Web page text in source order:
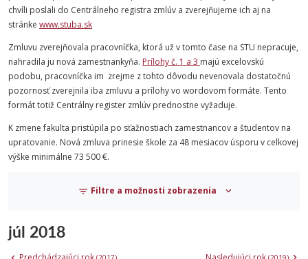
chvíli poslali do Centrálneho registra zmlúv a zverejňujeme ich aj na
stránke www.stuba.sk
Zmluvu zverejňovala pracovníčka, ktorá už v tomto čase na STU nepracuje,
nahradila ju nová zamestnankyňa. Prílohy č. 1 a 3 majú excelovskú
podobu, pracovníčka im zrejme z tohto dôvodu nevenovala dostatočnú
pozornosť zverejnila iba zmluvu a prílohy vo wordovom formáte. Tento
formát totiž Centrálny register zmlúv prednostne vyžaduje.
K zmene fakulta pristúpila po sťažnostiach zamestnancov a študentov na
upratovanie. Nová zmluva prinesie škole za 48 mesiacov úsporu v celkovej
výške minimálne 73 500 €.
Filtre a možnosti zobrazenia
júl 2018